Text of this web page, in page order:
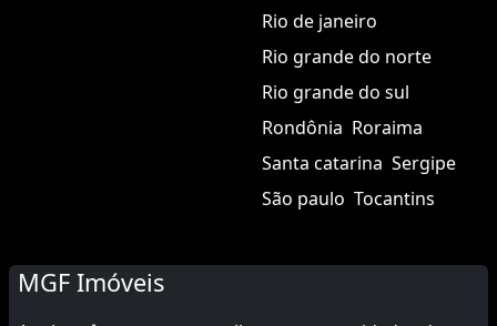
Rio de janeiro
Rio grande do norte
Rio grande do sul
Rondônia Roraima
Santa catarina Sergipe
São paulo Tocantins
MGF Imóveis